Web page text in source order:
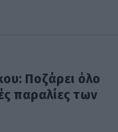
Ποζάρει όλο
παραλίες των